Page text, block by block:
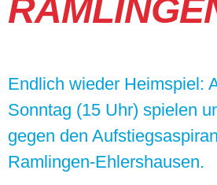
Endlich wieder Heimspiel:
Sonntag (15 Uhr) spielen
gegen den
Ramlingen-Ehlershausen.